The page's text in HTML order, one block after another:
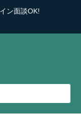
ン面談OK!